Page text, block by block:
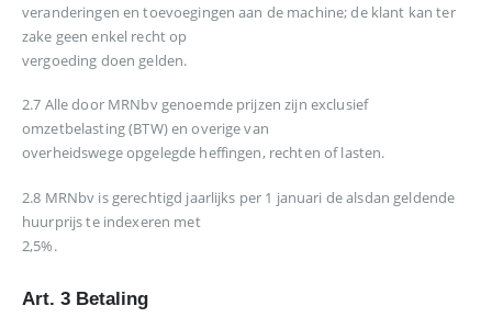
veranderingen en toevoegingen aan de machine; de klant kan ter
zake geen enkel recht op
vergoeding doen gelden.
2.7 Alle door MRNbv genoemde prijzen zijn exclusief
omzetbelasting (BTW) en overige van
overheidswege opgelegde heffingen, rechten of lasten.
2.8 MRNbv is gerechtigd jaarlijks per 1 januari de alsdan geldende
huurprijs te indexeren met
2,5%.
Art. 3 Betaling